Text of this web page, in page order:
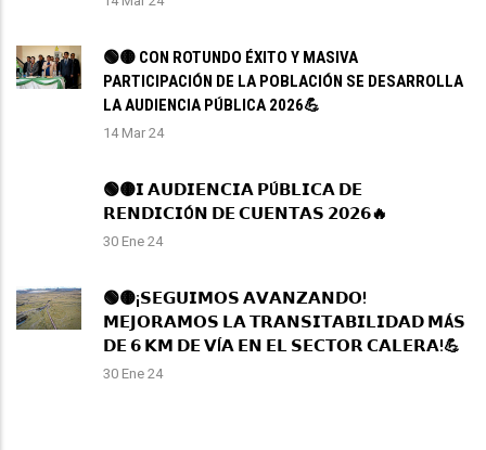
🟢🟡 CON ROTUNDO ÉXITO Y MASIVA
PARTICIPACIÓN DE LA POBLACIÓN SE DESARROLLA
LA AUDIENCIA PÚBLICA 2026💪
14 Mar 24
🟢🟡𝗜 𝗔𝗨𝗗𝗜𝗘𝗡𝗖𝗜𝗔 𝗣Ú𝗕𝗟𝗜𝗖𝗔 𝗗𝗘
𝗥𝗘𝗡𝗗𝗜𝗖𝗜Ó𝗡 𝗗𝗘 𝗖𝗨𝗘𝗡𝗧𝗔𝗦 𝟮𝟬𝟮𝟲🔥
30 Ene 24
🟢🟡¡𝗦𝗘𝗚𝗨𝗜𝗠𝗢𝗦 𝗔𝗩𝗔𝗡𝗭𝗔𝗡𝗗𝗢!
𝗠𝗘𝗝𝗢𝗥𝗔𝗠𝗢𝗦 𝗟𝗔 𝗧𝗥𝗔𝗡𝗦𝗜𝗧𝗔𝗕𝗜𝗟𝗜𝗗𝗔𝗗 𝗠Á𝗦
𝗗𝗘 𝟲 𝗞𝗠 𝗗𝗘 𝗩Í𝗔 𝗘𝗡 𝗘𝗟 𝗦𝗘𝗖𝗧𝗢𝗥 𝗖𝗔𝗟𝗘𝗥𝗔!💪
30 Ene 24